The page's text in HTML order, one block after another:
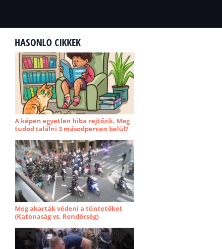
HASONLÓ CIKKEK
A képen egyetlen hiba rejtőzik. Meg
tudod találni 3 másodpercen belül?
Meg akarták védeni a tüntetőket
(Katonaság vs. Rendőrség)